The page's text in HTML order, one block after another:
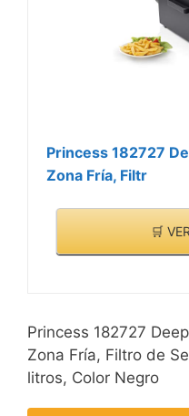
Princess 182727
Zona Fría, Filtr
🛒
Princess 182727
Zona Fría, Filtro de
litros, Color Negro